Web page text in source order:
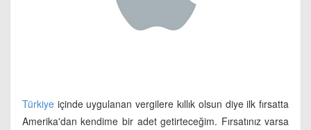
Türkiyeiçinde uygulanan vergilere kıllık olsun diye ilk fırsatta
Amerika'dan kendime bir adet getirteceğim. Fırsatınız varsa